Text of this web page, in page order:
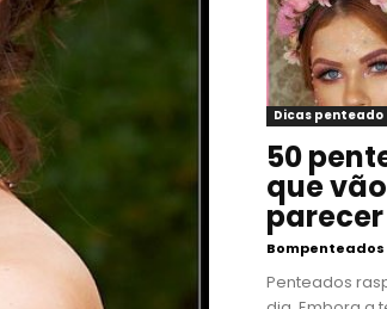
Dicas penteado
50
que
Bompenteados
Penteados